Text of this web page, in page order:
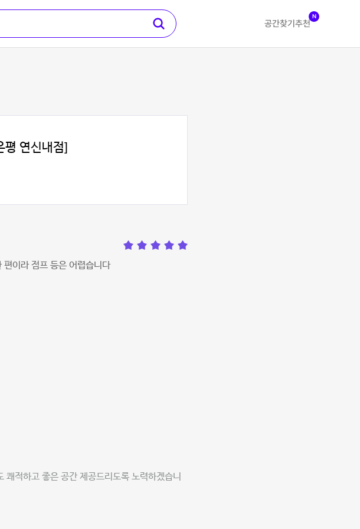
공간찾기 추천
N
연신내점]
이라 점프 등은 어렵습니다
적하고 좋은 공간 제공드리도록 노력하겠습니